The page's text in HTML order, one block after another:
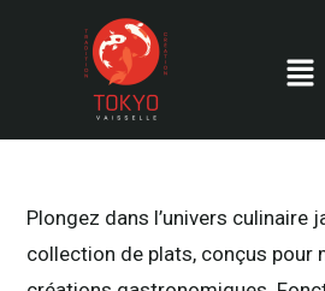
Plongez dans l’univers culinaire
collection de plats, conçus pour